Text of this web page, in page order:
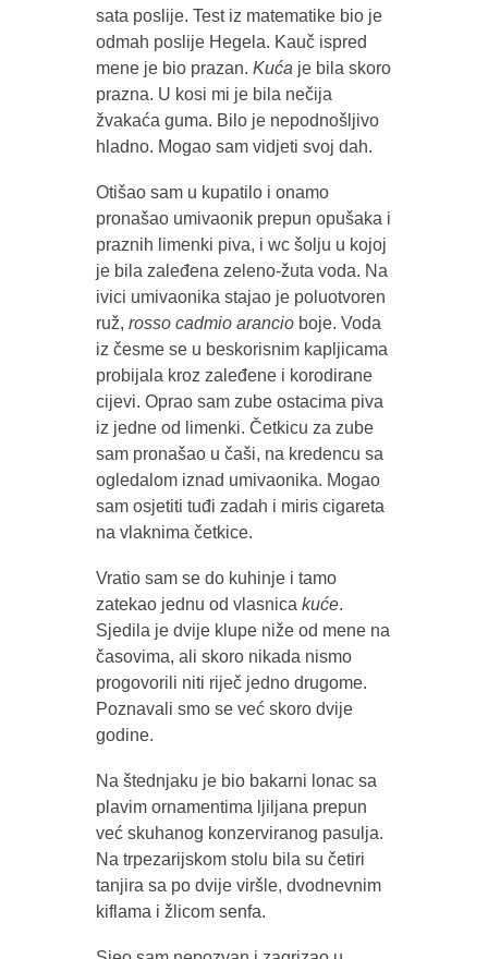
sata poslije. Test iz matematike bio je
odmah poslije Hegela. Kauč ispred
mene je bio prazan. Kuća je bila skoro
prazna. U kosi mi je bila nečija
žvakaća guma. Bilo je nepodnošljivo
hladno. Mogao sam vidjeti svoj dah.
Otišao sam u kupatilo i onamo
pronašao umivaonik prepun opušaka i
praznih limenki piva, i wc šolju u kojoj
je bila zaleđena zeleno-žuta voda. Na
ivici umivaonika stajao je poluotvoren
ruž, rosso cadmio arancioboje. Voda
iz česme se u beskorisnim kapljicama
probijala kroz zaleđene i korodirane
cijevi. Oprao sam zube ostacima piva
iz jedne od limenki. Četkicu za zube
sam pronašao u čaši, na kredencu sa
ogledalom iznad umivaonika. Mogao
sam osjetiti tuđi zadah i miris cigareta
na vlaknima četkice.
Vratio sam se do kuhinje i tamo
zatekao jednu od vlasnica kuće.
Sjedila je dvije klupe niže od mene na
časovima, ali skoro nikada nismo
progovorili niti riječ jedno drugome.
Poznavali smo se već skoro dvije
godine.
Na štednjaku je bio bakarni lonac sa
plavim ornamentima ljiljana prepun
već skuhanog konzerviranog pasulja.
Na trpezarijskom stolu bila su četiri
tanjira sa po dvije viršle, dvodnevnim
kiflama i žlicom senfa.